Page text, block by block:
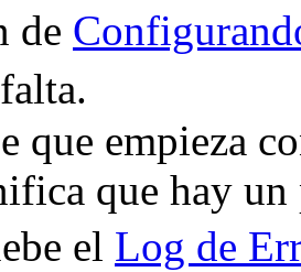
de
que empieza
que hay
el Log de